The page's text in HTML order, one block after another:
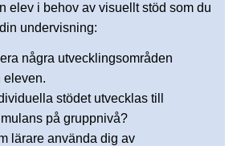
elev i behov av visuellt stöd som du
undervisning:
några utvecklingsområden
eleven.
stödet utvecklas till
på gruppnivå?
lärare använda dig av